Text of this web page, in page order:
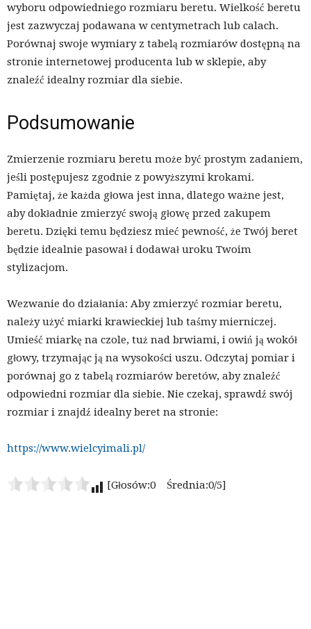
wyboru odpowiedniego rozmiaru beretu. Wielkość beretu
jest zazwyczaj podawana w centymetrach lub calach.
Porównaj swoje wymiary z tabelą rozmiarów dostępną na
stronie internetowej producenta lub w sklepie, aby
znaleźć idealny rozmiar dla siebie.
Podsumowanie
Zmierzenie rozmiaru beretu może być prostym zadaniem,
jeśli postępujesz zgodnie z powyższymi krokami.
Pamiętaj, że każda głowa jest inna, dlatego ważne jest,
aby dokładnie zmierzyć swoją głowę przed zakupem
beretu. Dzięki temu będziesz mieć pewność, że Twój beret
będzie idealnie pasował i dodawał uroku Twoim
stylizacjom.
Wezwanie do działania: Aby zmierzyć rozmiar beretu,
należy użyć miarki krawieckiej lub taśmy mierniczej.
Umieść miarkę na czole, tuż nad brwiami, i owiń ją wokół
głowy, trzymając ją na wysokości uszu. Odczytaj pomiar i
porównaj go z tabelą rozmiarów beretów, aby znaleźć
odpowiedni rozmiar dla siebie. Nie czekaj, sprawdź swój
rozmiar i znajdź idealny beret na stronie:
https://www.wielcyimali.pl/
[Głosów:0 Średnia:0/5]